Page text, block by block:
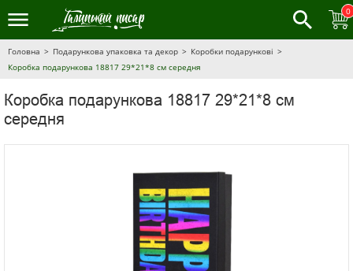
0
Головна Подарункова упаковка та декор
Коробки подарункові
Коробка подарункова 18817 29*21*8 см середня
Коробка подарункова 18817 29*21*8 см
середня